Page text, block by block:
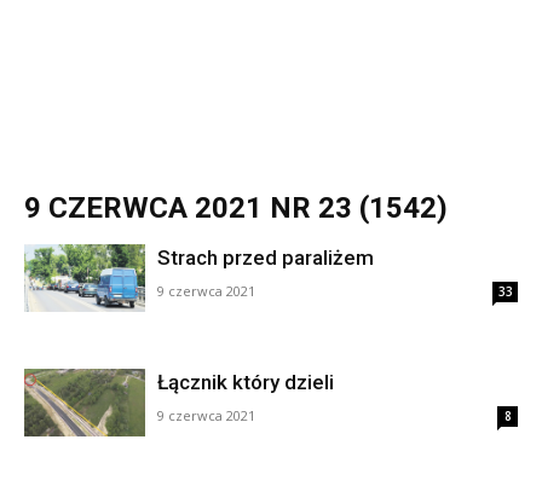
9 CZERWCA 2021 NR 23 (1542)
Strach przed paraliżem
9 czerwca 2021 33
Łącznik który dzieli
9 czerwca 2021 8